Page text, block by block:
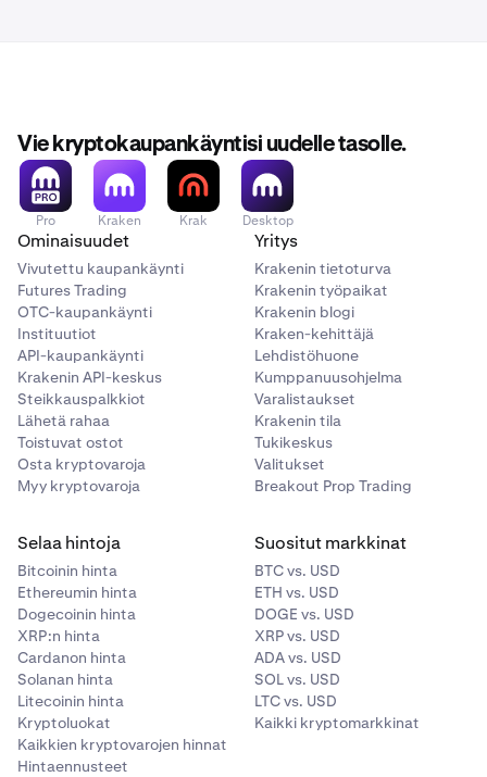
Vie kryptokaupankäyntisi uudelle tasolle.
Pro Kraken Krak Desktop
Ominaisuudet
Vivutettu kaupankäynti
Futures Trading
OTC-kaupankäynti
Instituutiot
API-kaupankäynti
Krakenin API-keskus
Steikkauspalkkiot
Lähetä rahaa
Toistuvat ostot
Osta kryptovaroja
Myy kryptovaroja
Yritys
Krakenin tietoturva
Krakenin työpaikat
Krakenin blogi
Kraken-kehittäjä
Lehdistöhuone
Kumppanuusohjelma
Varalistaukset
Krakenin tila
Tukikeskus
Valitukset
Breakout Prop Trading
Selaa hintoja
Bitcoinin hinta
Ethereumin hinta
Dogecoinin hinta
XRP:n hinta
Cardanon hinta
Solanan hinta
Litecoinin hinta
Kryptoluokat
Kaikkien kryptovarojen hinnat
Hintaennusteet
Suositut markkinat
BTC vs. USD
ETH vs. USD
DOGE vs. USD
XRP vs. USD
ADA vs. USD
SOL vs. USD
LTC vs. USD
Kaikki kryptomarkkinat